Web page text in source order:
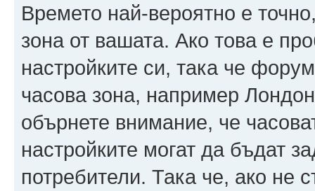
Времето най-вероятно е
зона от вашата. Ако това е
настройките си, така че
часова зона, например
обърнете внимание, че
настройките могат да бъдат
потребители. Така че, ако не